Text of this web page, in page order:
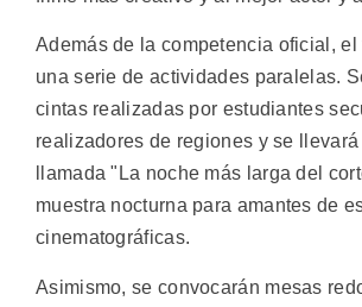
Además de la competencia oficial, el
una serie de actividades paralelas.
cintas realizadas por estudiantes
realizadores de regiones y se
llamada "La noche más larga del
muestra nocturna para amantes de
cinematográficas.
Asimismo, se convocarán mesas